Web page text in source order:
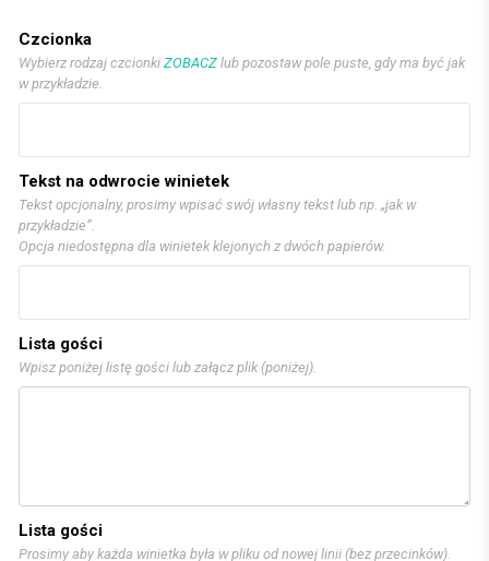
Czcionka
Wybierz rodzaj czcionki ZOBACZ lub pozostaw pole puste, gdy ma być jak
w przykładzie.
Tekst na odwrocie winietek
Tekst opcjonalny, prosimy wpisać swój własny tekst lub np. „jak w
przykładzie”.
Opcja niedostępna dla winietek klejonych z dwóch papierów.
Lista gości
Wpisz poniżej listę gości lub załącz plik (poniżej).
Lista gości
Prosimy aby każda winietka była w pliku od nowej linii (bez przecinków).